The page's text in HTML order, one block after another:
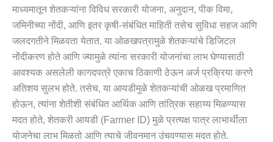
माध्यमातून शेतकऱ्यांना विविध सरकारी योजना, अनुदान, पीक विमा,
जमिनीच्या नोंदी, आणि इतर कृषी-संबंधित माहिती तसेच सुविधा सहज आणि
जलदगतीने मिळवता येतात. या ओळखपत्रामुळे शेतकऱ्यांचे डिजिटल
नोंदीकरण होते आणि ज्यामुळे त्यांना सरकारी योजनांचा लाभ घेण्यासाठी
आवश्यक असलेली कागदपत्रे एकाच ठिकाणी ठेऊन अर्ज प्रक्रिया करणे
अतिशय सुलभ होते. तसेच, या आयडीमुळे शेतकऱ्यांची ओळख प्रमाणित
होऊन, त्यांना शेतीशी संबंधित आर्थिक आणि तांत्रिक सहाय्य मिळण्यास
मदत होते, शेतकरी आयडी (Farmer ID) मुळे प्रत्यक्ष पात्र लाभार्थीला
योजनेचा लाभ मिळतो आणि त्याचे जीवनमान उंचवण्यास मदत होते.